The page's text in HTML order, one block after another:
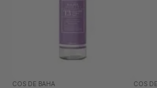
COS DE BAHA COS